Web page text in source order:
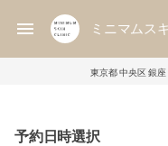
ミニマムス
東京都 中央区 銀
予約日時選択